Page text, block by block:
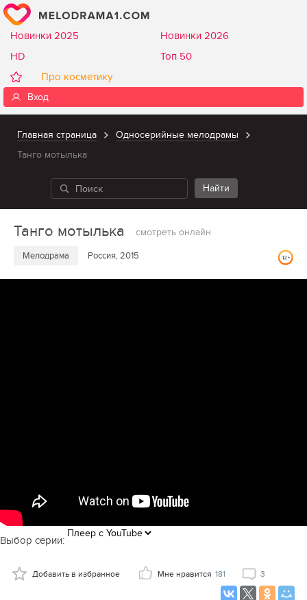
Новинки 2025
Новинки 2026
HD
Топ 50
Про косметику
Вход
Главная страница
Односерийные мелодрамы
Танго мотылька
Танго мотылька смотреть онлайн
Мелодрама Россия, 2015
Выбор серии:
Добавить в избранное Мне нравится 181 3